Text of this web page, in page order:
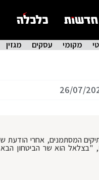
מקומי עסקים מגזין
26/07/
המסתמנים, אחרי הודעת
"בצלאל הוא שר הביטחון